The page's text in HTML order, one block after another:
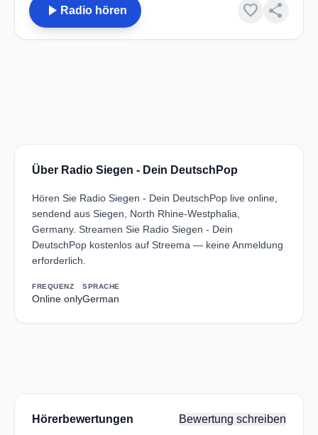
play_arrow Radio hören favorite share
Über Radio Siegen - Dein DeutschPop
Hören Sie Radio Siegen - Dein DeutschPop live online,
sendend aus Siegen, North Rhine-Westphalia,
Germany. Streamen Sie Radio Siegen - Dein
DeutschPop kostenlos auf Streema — keine Anmeldung
erforderlich.
FREQUENZ
Online only
SPRACHE
German
Hörerbewertungen Bewertung schreiben